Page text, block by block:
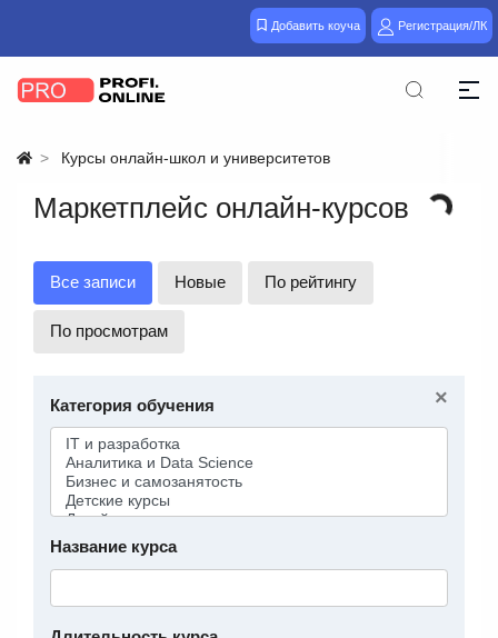
Добавить коуча Регистрация/ЛК
Курсы онлайн-школ и университетов
Маркетплейс онлайн-курсов
Все записи Новые По рейтингу
По просмотрам
×
Категория обучения
Название курса